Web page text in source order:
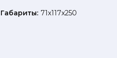
Габариты: 71x117x250